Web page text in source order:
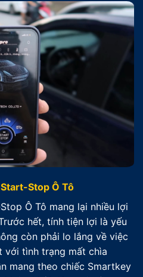
Stop Ô Tô
Ô Tô mang lại nhiều lợi
hết, tính tiện lợi là yếu
còn phải lo lắng về việc
với tình trạng mất chìa
mang theo chiếc Smartkey